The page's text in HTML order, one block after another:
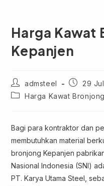
Harga Kawat
Kepanjen
Post
author:
admsteel
Post
published:
29
PostHarga Kawat Bronjong
Bagi para kontraktor dan
membutuhkan material
bronjong Kepanjen
Nasional Indonesia (SNI)
PT. Karya Utama Steel,